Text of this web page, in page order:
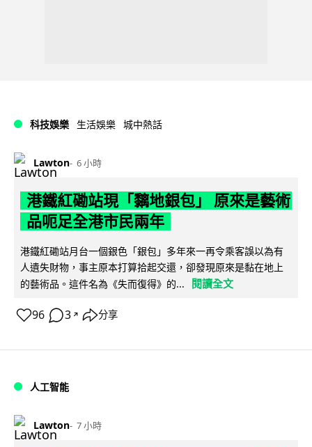
科技娛樂 生活娛樂 城中熱話
Lawton 6 小時
港鐵紅磡站現「黐地銀包」 原來是藝術
品呃足全港市民兩年
港鐵紅磡站月台一個銀色「銀包」多年來一再令乘客誤以為有
人遺失財物，事主原本打算拾起交還，卻發現原來是黏在地上
的藝術品。這件名為《失而復得》的...
閱讀全文
96 3 ↗ 分享
人工智能
Lawton 7 小時